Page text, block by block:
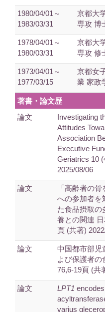
1980/04/01～
1983/03/31
京都大
専攻 博
1978/04/01～
1980/03/31
京都大
専攻 修
1973/04/01～
1977/03/15
京都女
業 家政
著書・論文歴
論文
Investigating
Attitudes
Association
Executive
Geriatrics 10
2025/08/06
論文
「高齢者の
への参加者を
た食品摂取の
養との関連
頁 (共著)
論文
中国都市部児
よび保護者の
76,6-19頁 (共
論文 LPT1
varius